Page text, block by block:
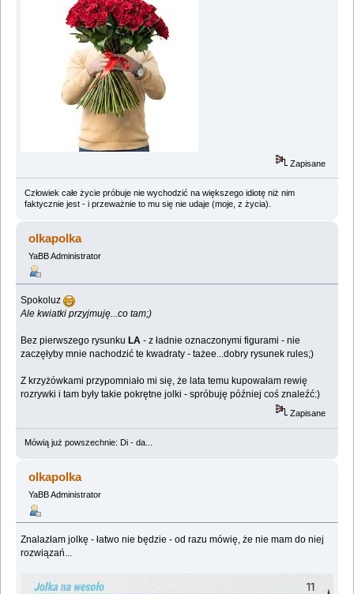
Zapisane
Człowiek całe życie próbuje nie wychodzić na większego idiotę niż nim
faktycznie jest - i przeważnie to mu się nie udaje (moje, z życia).
olkapolka
YaBB Administrator
Spokoluz
Ale kwiatki przyjmuję...co tam;)
Bez pierwszego rysunku LA - z ładnie oznaczonymi figurami - nie
zaczęłyby mnie nachodzić te kwadraty - tażee...dobry rysunek rules;)
Z krzyżówkami przypomniało mi się, że lata temu kupowałam rewię
rozrywki i tam były takie pokrętne jolki - spróbuję później coś znaleźć:)
Zapisane
Mówią już powszechnie: Di - da...
olkapolka
YaBB Administrator
Znalazłam jolkę - łatwo nie będzie - od razu mówię, że nie mam do niej
rozwiązań...